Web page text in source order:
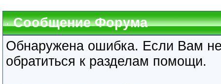
Сообщение Форума
Обнаружена ошибка. Если Вам
обратиться к разделам помощи.